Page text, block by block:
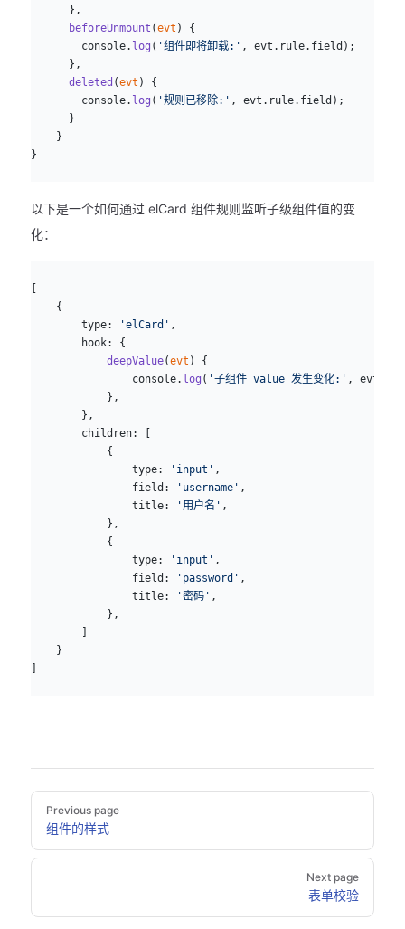
      },
      beforeUnmount
(evt ) {
        console.
log ( '组件即将卸载:' , evt.rule.field);
      },
      deleted
(evt ) {
        console.
log ( '规则已移除:' , evt.rule.field);
      }
    }
}
以下是一个如何通过 elCard 组件规则监听子级组件值的变
化：
[
    {
        type:
'elCard' ,
        hook: {
            deepValue
(evt ) {
                console.
log ( '子组件 value 发生变化:' ,
            },
        },
        children: [
            {
                type:
'input' ,
                field:
'username' ,
                title:
'用户名' ,
            },
            {
                type:
'input' ,
                field:
'password' ,
                title:
'密码' ,
            },
        ]
    }
]
Previous page
组件的样式
Next page
表单校验